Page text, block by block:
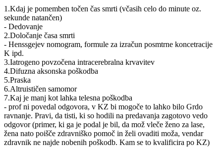
1.Kdaj je pomemben točen čas smrti (včasih celo do minute oz.
sekunde natančen)
- Dedovanje
2.Določanje časa smrti
- Henssgejev nomogram, formule za izračun posmtrne koncetracije
K ipd.
3.Iatrogeno povzočena intracerebralna krvavitev
4.Difuzna aksonska poškodba
5.Praska
6.Altruističen samomor
7.Kaj je manj kot lahka telesna poškodba
- prof ni povedal odgovora, v KZ bi mogoče to lahko bilo Grdo
ravnanje. Pravi, da tisti, ki so hodili na predavanja zagotovo vedo
odgovor (primer, ki ga je podal je bil, da mož vleče ženo za lase,
žena nato poišče zdravniško pomoč in želi ovaditi moža, vendar
zdravnik ne najde nobenih poškodb. Kam se to kvalificira po KZ)